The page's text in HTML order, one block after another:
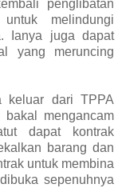
penglibatan
melindungi
Ianya juga dapat
yang meruncing
keluar dari TPPA
mengancam
dapat kontrak
barang dan
untuk membina
sepenuhnya